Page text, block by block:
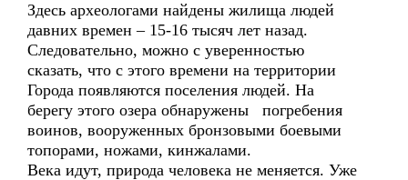
Здесь археологами найдены жилища людей
давних времен – 15-16 тысяч лет назад.
Следовательно, можно с уверенностью
сказать, что с этого времени на территории
Города появляются поселения людей. На
берегу этого озера обнаружены погребения
воинов, вооруженных бронзовыми боевыми
топорами, ножами, кинжалами.
Века идут, природа человека не меняется. Уже